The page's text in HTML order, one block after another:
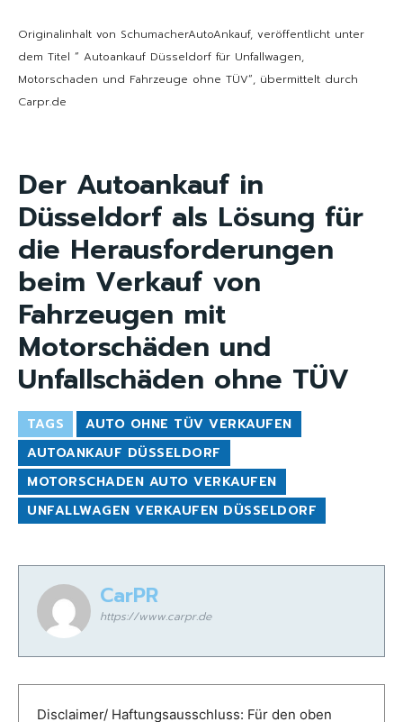
Originalinhalt von SchumacherAutoAnkauf, veröffentlicht unter
dem Titel “ Autoankauf Düsseldorf für Unfallwagen,
Motorschaden und Fahrzeuge ohne TÜV“, übermittelt durch
Carpr.de
Der Autoankauf in
Düsseldorf als Lösung für
die Herausforderungen
beim Verkauf von
Fahrzeugen mit
Motorschäden und
Unfallschäden ohne TÜV
TAGS
AUTO OHNE TÜV VERKAUFEN
AUTOANKAUF DÜSSELDORF
MOTORSCHADEN AUTO VERKAUFEN
UNFALLWAGEN VERKAUFEN DÜSSELDORF
CarPR
https://www.carpr.de
Disclaimer/ Haftungsausschluss: Für den oben